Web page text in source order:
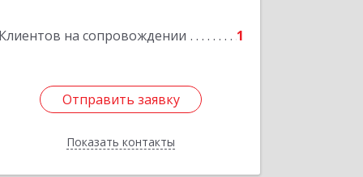
Клиентов на сопровождении 1
Отправить заявку
Показать контакты
108
Отправить заявку
Назад